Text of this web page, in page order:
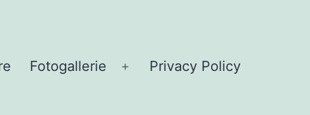
Fotogallerie
Menü
Privacy Policy